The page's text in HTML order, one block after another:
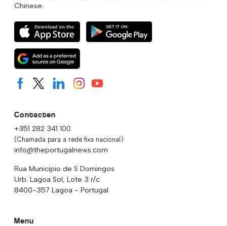
Chinese.
Contacten
+351 282 341 100
(Chamada para a rede fixa nacional)
info@theportugalnews.com
Rua Municipio de S Domingos
Urb. Lagoa Sol, Lote 3 r/c
8400-357 Lagoa - Portugal
Menu